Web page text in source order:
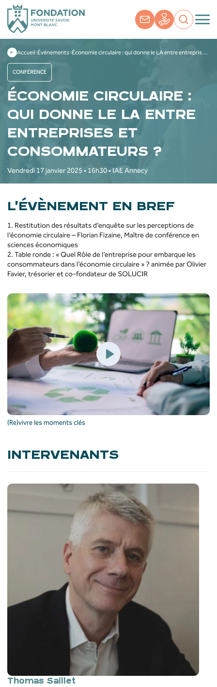
Accueil Événements Économie circulaire : qui donne le LA entre entreprises et consommateurs ?
CONFÉRENCE
ÉCONOMIE CIRCULAIRE :
QUI DONNE LE LA ENTRE
ENTREPRISES ET
CONSOMMATEURS ?
Vendredi 17 janvier 2025 • 16h30 • IAE Annecy
L’ÉVÈNEMENT EN BREF
1. Restitution des résultats d’enquête sur les perceptions de
l’économie circulaire – Florian Fizaine, Maître de conférence en
sciences économiques
2. Table ronde : « Quel Rôle de l’entreprise pour embarque les
consommateurs dans l’économie circulaire » ? animée par Olivier
Favier, trésorier et co-fondateur de SOLUCIR
(Re)vivre les moments clés
INTERVENANTS
Thomas Saillet